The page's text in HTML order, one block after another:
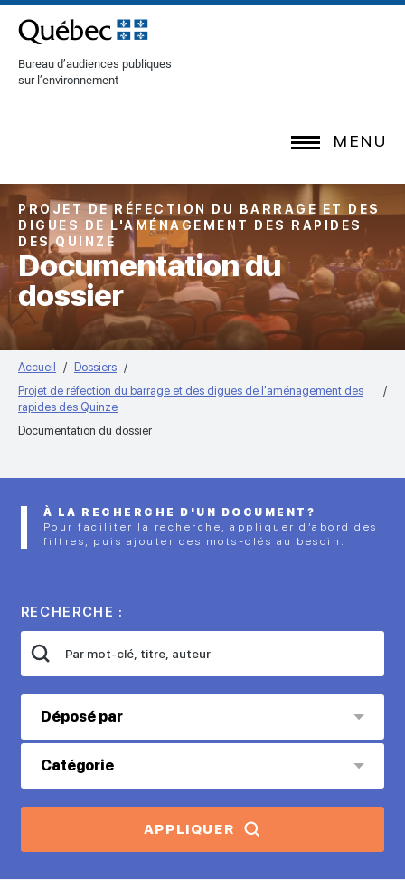
[Common.SkipToContent]
Bureau d’audiences publiques
sur l’environnement
MENU
PROJET DE RÉFECTION DU BARRAGE ET DES
DIGUES DE L'AMÉNAGEMENT DES RAPIDES
DES QUINZE
Documentation du
dossier
Accueil
Dossiers
Projet de réfection du barrage et des digues de l'aménagement des
rapides des Quinze
Documentation du dossier
À LA RECHERCHE D'UN DOCUMENT?
Pour faciliter la recherche, appliquer d’abord des
filtres, puis ajouter des mots-clés au besoin.
RECHERCHE :
Déposé par
Catégorie
APPLIQUER